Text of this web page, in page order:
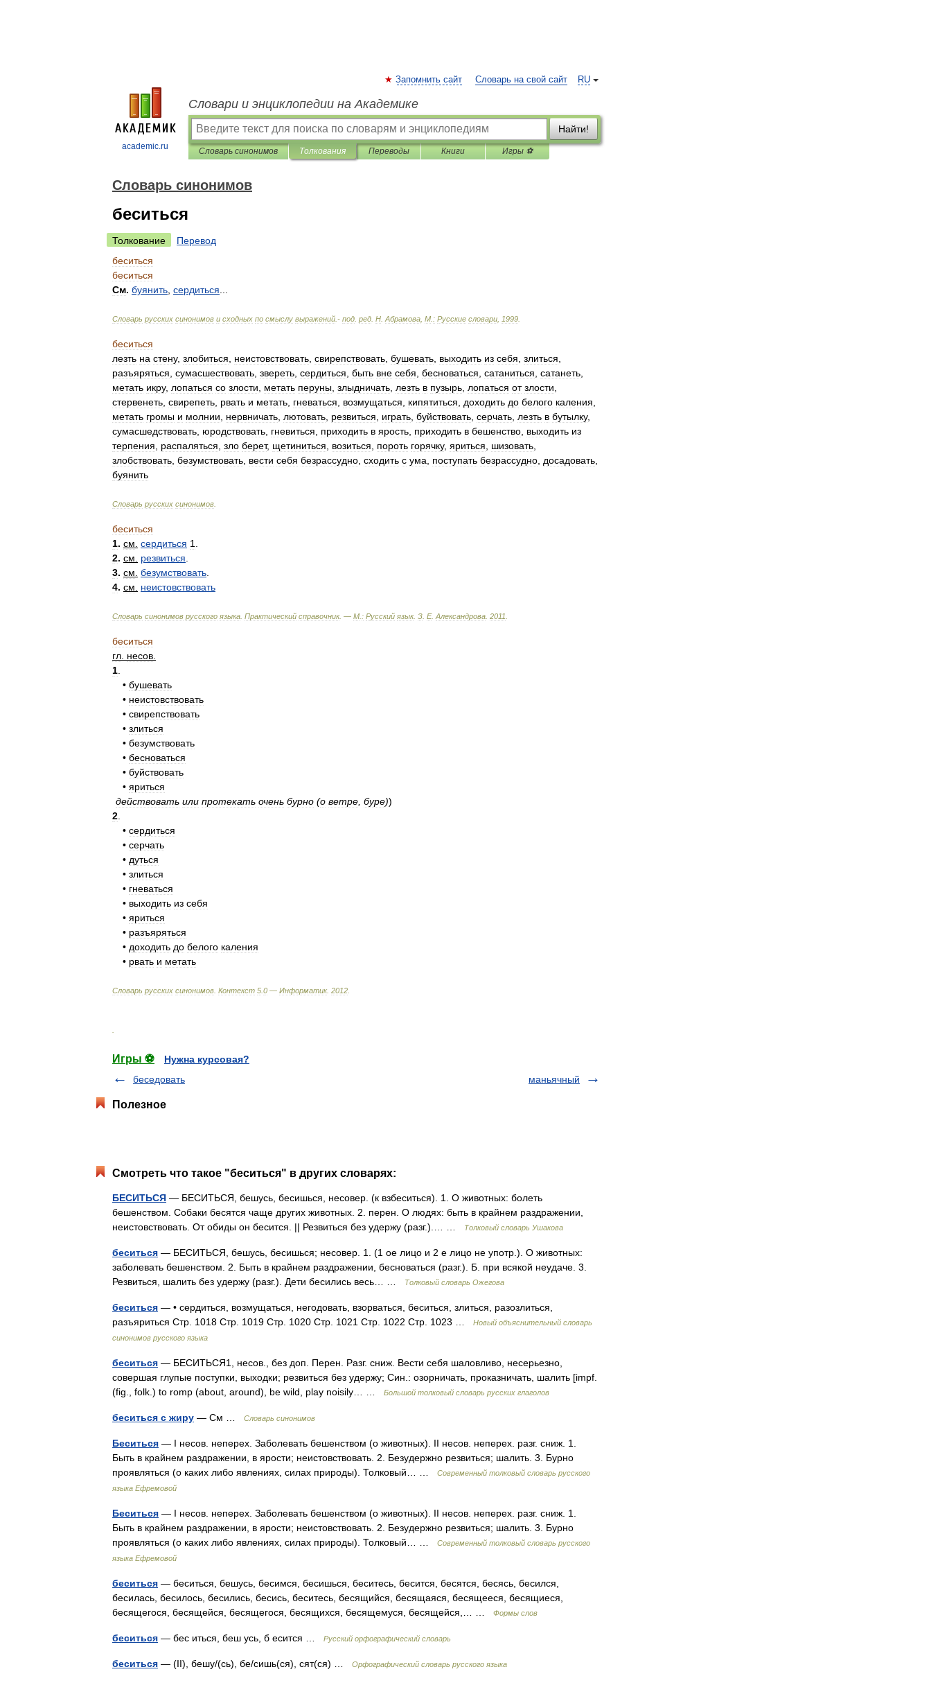
academic.ru
RU
Запомнить сайт Словарь на свой сайт
Словари и энциклопедии на Академике
Найти!
Словарь синонимов Толкования Переводы Книги Игры ⚽
Словарь синонимов
беситься
Толкование
Перевод
беситься
беситься
См. буянить сердиться
Словарь русских синонимов и сходных по смыслу выражений .- под ред Н Абрамова М : Русские словари 1999
беситься
лезть на стену, злобиться неистовствовать свирепствовать бушевать выходить из себя злиться
разъяряться сумасшествовать звереть сердиться быть вне себя бесноваться сатаниться сатанеть
метать икру, лопаться со злости метать перуны злыдничать лезть в пузырь лопаться от злости
стервенеть свирепеть рвать и метать гневаться возмущаться кипятиться доходить до белого каления
метать громы и молнии нервничать лютовать резвиться играть буйствовать серчать лезть в бутылку,
сумасшедствовать юродствовать гневиться приходить в ярость приходить в бешенство выходить из
терпения
распаляться зло берет, щетиниться возиться пороть горячку, яриться шизовать
злобствовать безумствовать вести себя безрассудно сходить с ума поступать безрассудно досадовать
буянить
Словарь русских синонимов
беситься
1. см сердиться 1
2. см резвиться
3. см безумствовать
4. см неистовствовать
Словарь синонимов русского языка Практический справочник. — М : Русский язык. З Е. Александрова 2011
беситься
гл несов
1
• бушевать
• неистовствовать
• свирепствовать
• злиться
• безумствовать
• бесноваться
• буйствовать
• яриться
действовать или протекать очень бурно (о ветре буре))
2
• сердиться
• серчать
• дуться
• злиться
• гневаться
• выходить из себя
• яриться
• разъяряться
• доходить до белого каления
• рвать и метать
Словарь русских синонимов Контекст 5 0 — Информатик. 2012
Игры ⚽
Нужна курсовая?
беседовать
маньячный
Полезное
Смотреть что такое "беситься" в других словарях:
БЕСИТЬСЯ — БЕСИТЬСЯ, бешусь, бесишься, несовер. (к взбеситься). 1. О животных: болеть
бешенством. Собаки бесятся чаще других животных. 2. перен. О людях: быть в крайнем раздражении,
неистовствовать. От обиды он бесится. || Резвиться без удержу (разг.).… …
Толковый словарь Ушакова
беситься — БЕСИТЬСЯ, бешусь, бесишься; несовер. 1. (1 ое лицо и 2 е лицо не употр.). О животных:
заболевать бешенством. 2. Быть в крайнем раздражении, бесноваться (разг.). Б. при всякой неудаче. 3.
Резвиться, шалить без удержу (разг.). Дети бесились весь… …
Толковый словарь Ожегова
беситься — • сердиться, возмущаться, негодовать, взорваться, беситься, злиться, разозлиться,
разъяриться Стр. 1018 Стр. 1019 Стр. 1020 Стр. 1021 Стр. 1022 Стр. 1023 …
Новый объяснительный словарь
синонимов русского языка
беситься — БЕСИТЬСЯ1, несов., без доп. Перен. Разг. сниж. Вести себя шаловливо, несерьезно,
совершая глупые поступки, выходки; резвиться без удержу; Син.: озорничать, проказничать, шалить [impf.
(fig., folk.) to romp (about, around), be wild, play noisily… …
Большой толковый словарь русских глаголов
беситься с жиру — См … Словарь синонимов
Беситься — I несов. неперех. Заболевать бешенством (о животных). II несов. неперех. разг. сниж. 1.
Быть в крайнем раздражении, в ярости; неистовствовать. 2. Безудержно резвиться; шалить. 3. Бурно
проявляться (о каких либо явлениях, силах природы). Толковый… …
Современный толковый словарь русского
языка Ефремовой
Беситься — I несов. неперех. Заболевать бешенством (о животных). II несов. неперех. разг. сниж. 1.
Быть в крайнем раздражении, в ярости; неистовствовать. 2. Безудержно резвиться; шалить. 3. Бурно
проявляться (о каких либо явлениях, силах природы). Толковый… …
Современный толковый словарь русского
языка Ефремовой
беситься — беситься, бешусь, бесимся, бесишься, беситесь, бесится, бесятся, бесясь, бесился,
бесилась, бесилось, бесились, бесись, беситесь, бесящийся, бесящаяся, бесящееся, бесящиеся,
бесящегося, бесящейся, бесящегося, бесящихся, бесящемуся, бесящейся,… …
Формы слов
беситься — бес иться, беш усь, б есится … Русский орфографический словарь
беситься — (II), бешу/(сь), бе/сишь(ся), сят(ся) … Орфографический словарь русского языка